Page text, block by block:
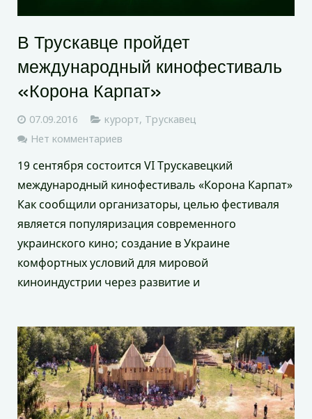
В Трускавце пройдет
международный кинофестиваль
«Корона Карпат»
07.09.2016 курорт, Трускавец
Нет комментариев
19 сентября состоится VI Трускавецкий
международный кинофестиваль «Корона Карпат»
Как сообщили организаторы, целью фестиваля
является популяризация современного
украинского кино; создание в Украине
комфортных условий для мировой
киноиндустрии через развитие и